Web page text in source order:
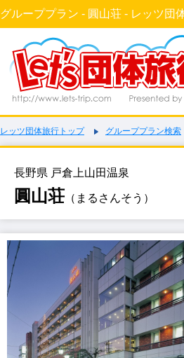
グループプラン - 圓山荘 - レッツ団
レッツ団体旅行トップ グループプラン検索
長野県 戸倉上山田温泉
圓山荘 （まるさんそう）